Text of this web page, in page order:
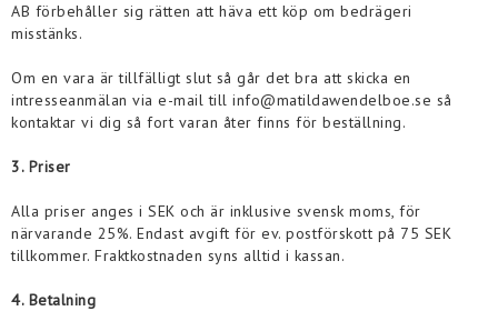
AB förbehåller sig rätten att häva ett köp om bedrägeri
misstänks.
Om en vara är tillfälligt slut så går det bra att skicka en
intresseanmälan via e-mail till info@matildawendelboe.se så
kontaktar vi dig så fort varan åter finns för beställning.
3. Priser
Alla priser anges i SEK och är inklusive svensk moms, för
närvarande 25%. Endast avgift för ev. postförskott på 75 SEK
tillkommer. Fraktkostnaden syns alltid i kassan.
4. Betalning